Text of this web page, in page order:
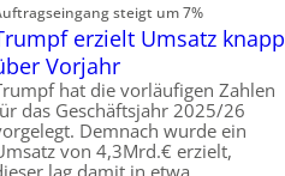
f
ü
h
r
u
n
g
e
n
B
r
u
n
g
s
f
r
e
i
steigt um 7%
erzielt Umsatz knapp
Vorjahr
hat die vorläufigen Zahlen
das Geschäftsjahr 2025/26
Demnach wurde ein
von 4,3Mrd.€ erzielt,
lag damit in etwa…